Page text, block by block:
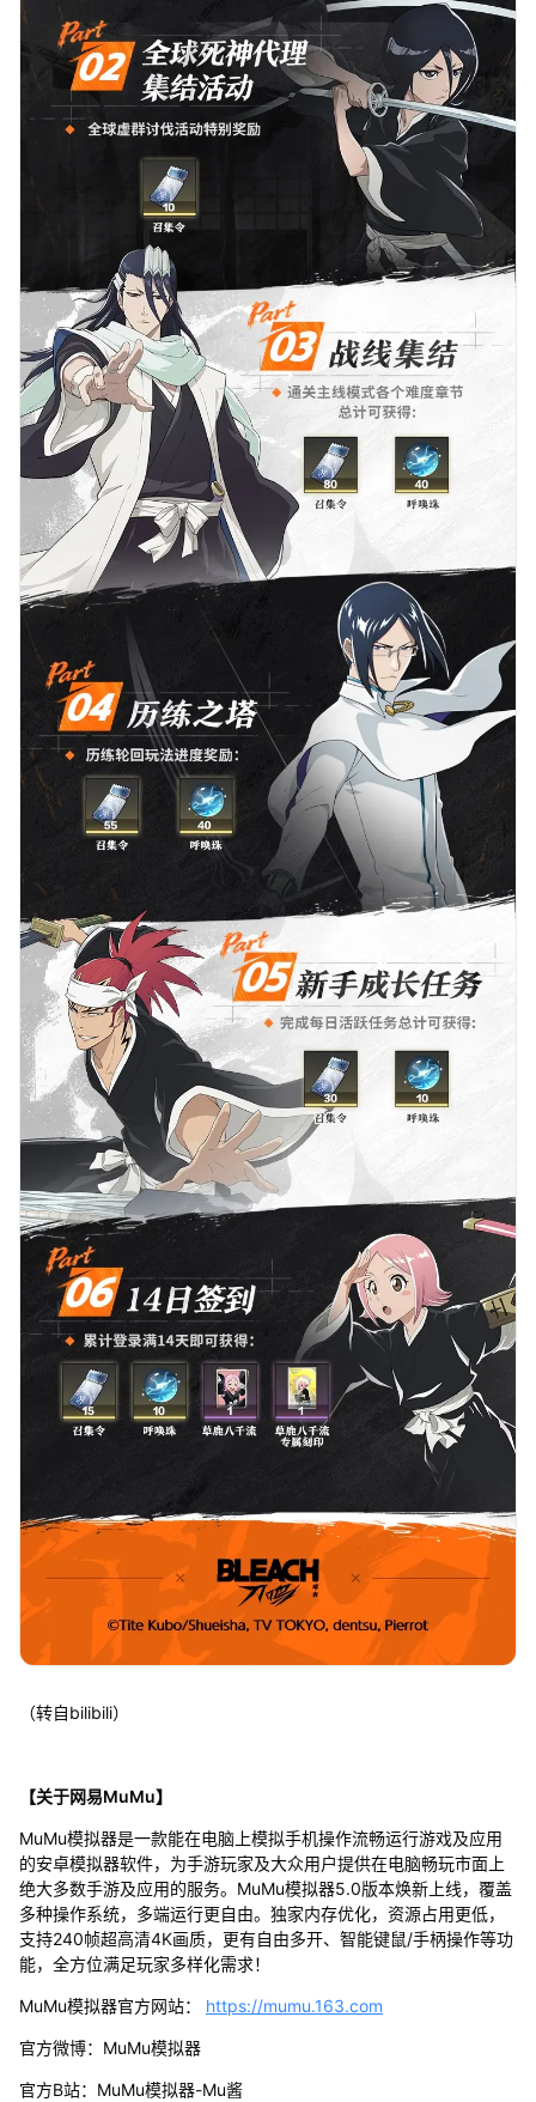
（转自bilibili）
【关于网易MuMu】
MuMu模拟器是一款能在电脑上模拟手机操作流畅运行游戏及应用
的安卓模拟器软件，为手游玩家及大众用户提供在电脑畅玩市面上
绝大多数手游及应用的服务。MuMu模拟器5.0版本焕新上线，覆盖
多种操作系统，多端运行更自由。独家内存优化，资源占用更低，
支持240帧超高清4K画质，更有自由多开、智能键鼠/手柄操作等功
能，全方位满足玩家多样化需求！
MuMu模拟器官方网站： https://mumu.163.com
官方微博：MuMu模拟器
官方B站：MuMu模拟器-Mu酱